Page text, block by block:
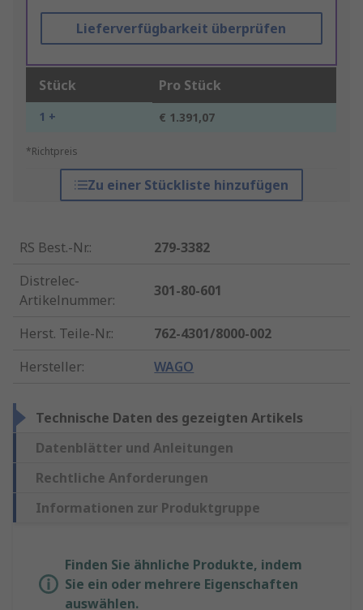
Lieferverfügbarkeit überprüfen
Stück Pro Stück
1 + € 1.391,07
*Richtpreis
Zu einer Stückliste hinzufügen
RS Best.-Nr.:
279-3382
Distrelec-
Artikelnummer:
301-80-601
Herst. Teile-Nr.:
762-4301/8000-002
Hersteller: WAGO
Technische Daten des gezeigten Artikels
Datenblätter und Anleitungen
Rechtliche Anforderungen
Informationen zur Produktgruppe
Finden Sie ähnliche Produkte, indem
Sie ein oder mehrere Eigenschaften
auswählen.